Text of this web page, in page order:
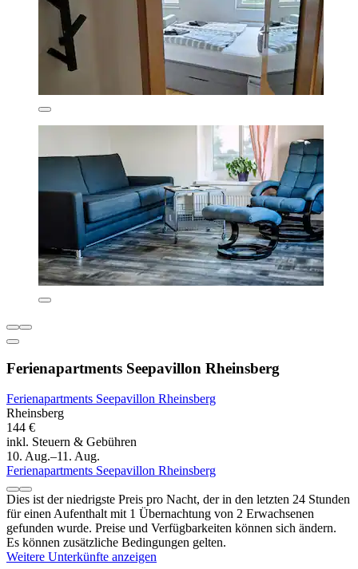
Ferienapartments Seepavillon Rheinsberg
Ferienapartments Seepavillon Rheinsberg
Rheinsberg
144 €
inkl. Steuern & Gebühren
10. Aug.–11. Aug.
Ferienapartments Seepavillon Rheinsberg
Dies ist der niedrigste Preis pro Nacht, der in den letzten 24 Stunden
für einen Aufenthalt mit 1 Übernachtung von 2 Erwachsenen
gefunden wurde. Preise und Verfügbarkeiten können sich ändern.
Es können zusätzliche Bedingungen gelten.
Weitere Unterkünfte anzeigen